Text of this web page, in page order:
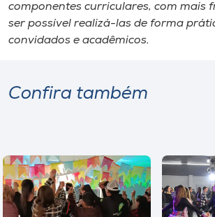
componentes curriculares, com mais
ser possível realizá-las de forma
convidados e acadêmicos.
Confira também